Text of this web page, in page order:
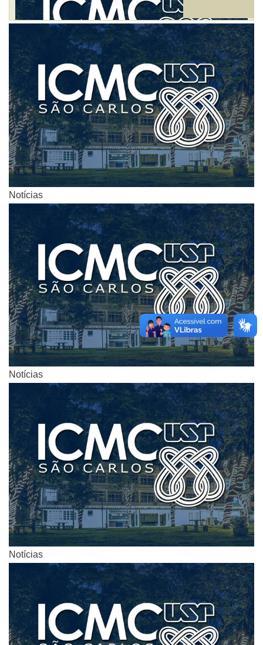
Notícias
Notícias
Notícias
Notícias